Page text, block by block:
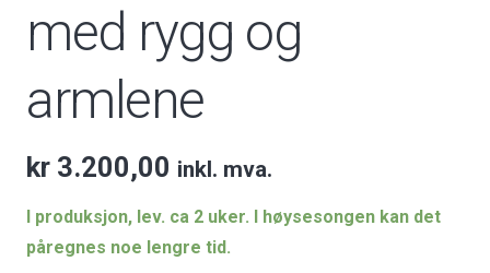
med rygg og
armlene
kr 3.200,00 inkl. mva.
I produksjon, lev. ca 2 uker. I høysesongen kan det
påregnes noe lengre tid.